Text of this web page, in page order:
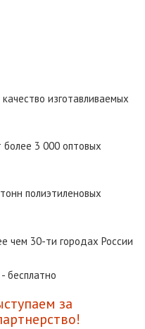
изготавливаемых
3 000 оптовых
полиэтиленовых
чем 30-ти городах России
бесплатно
за